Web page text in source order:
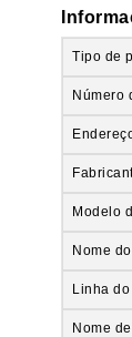
Tipo de
Número
Modelo
Nome
Linha
Nome